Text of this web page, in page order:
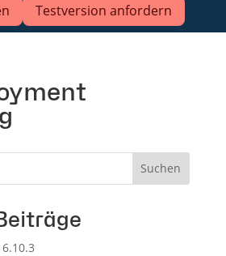
Testversion anfordern
Suchen